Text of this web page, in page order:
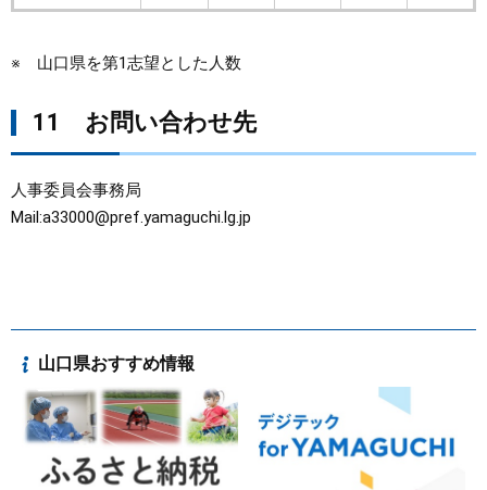
※ 山口県を第1志望とした人数
11 お問い合わせ先
人事委員会事務局
Mail:a33000@pref.yamaguchi.lg.jp
山口県おすすめ情報